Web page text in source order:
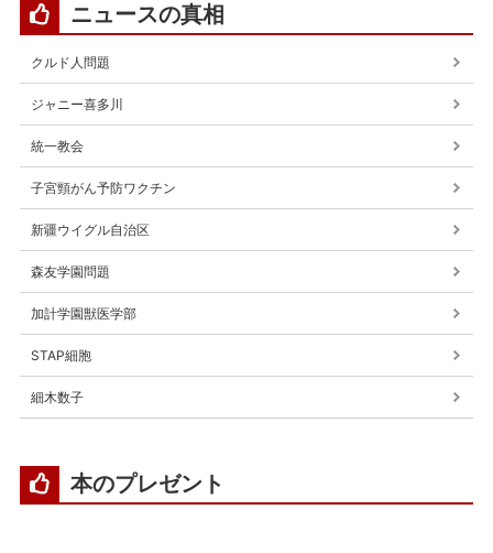
ニュースの真相
クルド人問題
ジャニー喜多川
統一教会
子宮頸がん予防ワクチン
新疆ウイグル自治区
森友学園問題
加計学園獣医学部
STAP細胞
細木数子
本のプレゼント